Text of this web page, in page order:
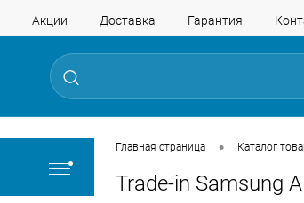
Акции Доставка Гарантия
Главная страница • Каталог
Trade-in Samsung